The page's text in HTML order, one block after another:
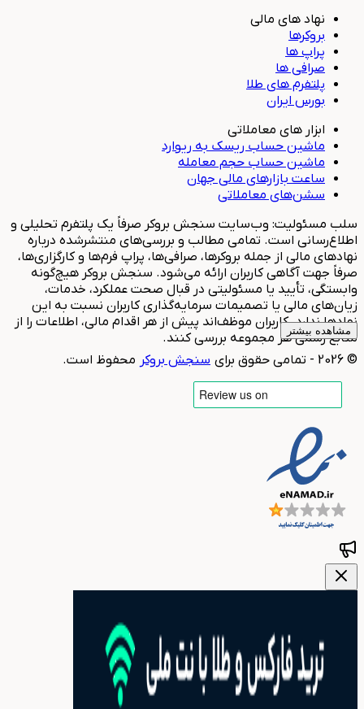
نهاد های مالی
بروکرها
پراپ ها
صرافی ها
پلتفرم های طلا
بورس ایران
ابزار های معاملاتی
ماشین حساب ریسک به ریوارد
ماشین حساب حجم معامله
ساعت بازارهای مالی جهان
سشن‌های معاملاتی
سلب مسئولیت: وب‌سایت سنجش بروکر صرفاً یک پلتفرم تحلیلی و
اطلاع‌رسانی است. تمامی مطالب و بررسی‌های منتشرشده درباره
نهادهای مالی از جمله بروکرها، صرافی‌ها، پراپ فرم‌ها و کارگزاری‌ها،
صرفاً جهت آگاهی کاربران ارائه می‌شود. سنجش بروکر هیچ‌گونه
وابستگی، تأیید یا مسئولیتی در قبال صحت عملکرد، خدمات،
زیان‌های مالی یا تصمیمات سرمایه‌گذاری کاربران نسبت به این
نهادها ندارد. کاربران موظف‌اند پیش از هر اقدام مالی، اطلاعات را از
منابع رسمی هر مجموعه بررسی کنند.
مشاهده بیشتر
©
2026 - تمامی حقوق برای سنجش بروکر محفوظ است.